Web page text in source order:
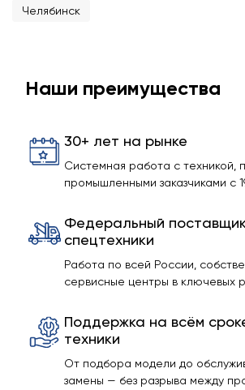
Челябинск
Наши преимущества
30+ лет на рынке
Системная работа с техникой,
промышленными заказчиками с
Федеральный
спецтехники
Работа по всей России,
сервисные центры в ключевых
Поддержка на всём
техники
От подбора модели до
замены — без разрыва между